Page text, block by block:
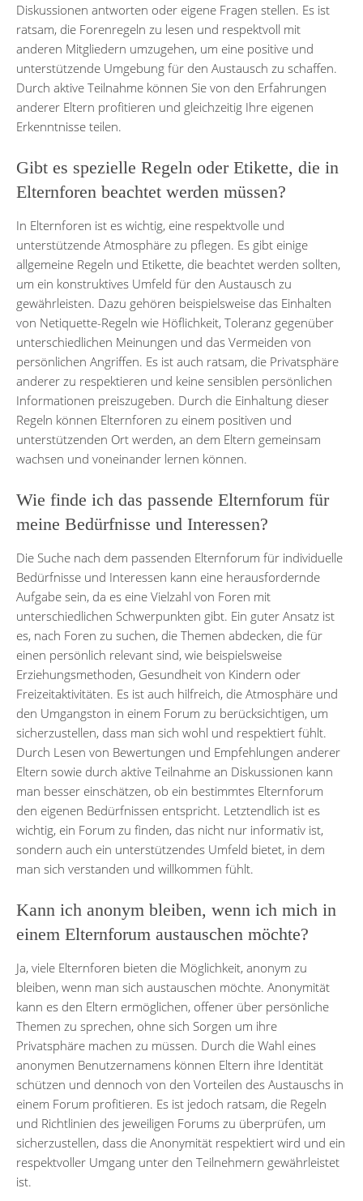
Diskussionen antworten oder eigene Fragen stellen. Es ist
ratsam, die Forenregeln zu lesen und respektvoll mit
anderen Mitgliedern umzugehen, um eine positive und
unterstützende Umgebung für den Austausch zu schaffen.
Durch aktive Teilnahme können Sie von den Erfahrungen
anderer Eltern profitieren und gleichzeitig Ihre eigenen
Erkenntnisse teilen.
Gibt es spezielle Regeln oder Etikette, die in
Elternforen beachtet werden müssen?
In Elternforen ist es wichtig, eine respektvolle und
unterstützende Atmosphäre zu pflegen. Es gibt einige
allgemeine Regeln und Etikette, die beachtet werden sollten,
um ein konstruktives Umfeld für den Austausch zu
gewährleisten. Dazu gehören beispielsweise das Einhalten
von Netiquette-Regeln wie Höflichkeit, Toleranz gegenüber
unterschiedlichen Meinungen und das Vermeiden von
persönlichen Angriffen. Es ist auch ratsam, die Privatsphäre
anderer zu respektieren und keine sensiblen persönlichen
Informationen preiszugeben. Durch die Einhaltung dieser
Regeln können Elternforen zu einem positiven und
unterstützenden Ort werden, an dem Eltern gemeinsam
wachsen und voneinander lernen können.
Wie finde ich das passende Elternforum für
meine Bedürfnisse und Interessen?
Die Suche nach dem passenden Elternforum für individuelle
Bedürfnisse und Interessen kann eine herausfordernde
Aufgabe sein, da es eine Vielzahl von Foren mit
unterschiedlichen Schwerpunkten gibt. Ein guter Ansatz ist
es, nach Foren zu suchen, die Themen abdecken, die für
einen persönlich relevant sind, wie beispielsweise
Erziehungsmethoden, Gesundheit von Kindern oder
Freizeitaktivitäten. Es ist auch hilfreich, die Atmosphäre und
den Umgangston in einem Forum zu berücksichtigen, um
sicherzustellen, dass man sich wohl und respektiert fühlt.
Durch Lesen von Bewertungen und Empfehlungen anderer
Eltern sowie durch aktive Teilnahme an Diskussionen kann
man besser einschätzen, ob ein bestimmtes Elternforum
den eigenen Bedürfnissen entspricht. Letztendlich ist es
wichtig, ein Forum zu finden, das nicht nur informativ ist,
sondern auch ein unterstützendes Umfeld bietet, in dem
man sich verstanden und willkommen fühlt.
Kann ich anonym bleiben, wenn ich mich in
einem Elternforum austauschen möchte?
Ja, viele Elternforen bieten die Möglichkeit, anonym zu
bleiben, wenn man sich austauschen möchte. Anonymität
kann es den Eltern ermöglichen, offener über persönliche
Themen zu sprechen, ohne sich Sorgen um ihre
Privatsphäre machen zu müssen. Durch die Wahl eines
anonymen Benutzernamens können Eltern ihre Identität
schützen und dennoch von den Vorteilen des Austauschs in
einem Forum profitieren. Es ist jedoch ratsam, die Regeln
und Richtlinien des jeweiligen Forums zu überprüfen, um
sicherzustellen, dass die Anonymität respektiert wird und ein
respektvoller Umgang unter den Teilnehmern gewährleistet
ist.